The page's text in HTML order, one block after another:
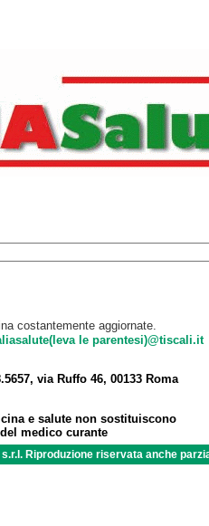
costantemente aggiornate.
le parentesi)@tiscali.it
via Ruffo 46, 00133 Roma
e salute non sostituiscono
medico curante
Riproduzione riservata anche